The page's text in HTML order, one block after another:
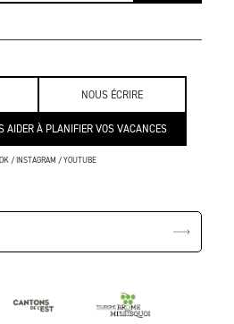
NOUS ÉCRIRE
AIDER À PLANIFIER VOS VACANCES
/INSTAGRAM /YOUTUBE